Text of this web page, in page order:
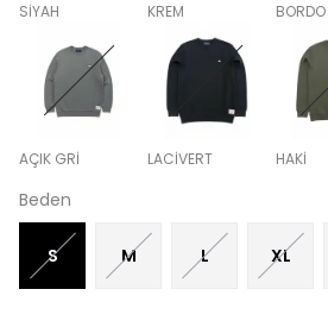
SİYAH KREM BORDO
AÇIK GRİ LACİVERT HAKİ
Beden
S M L XL